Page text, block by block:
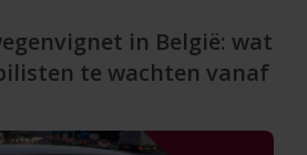
in België: wat
te wachten vanaf